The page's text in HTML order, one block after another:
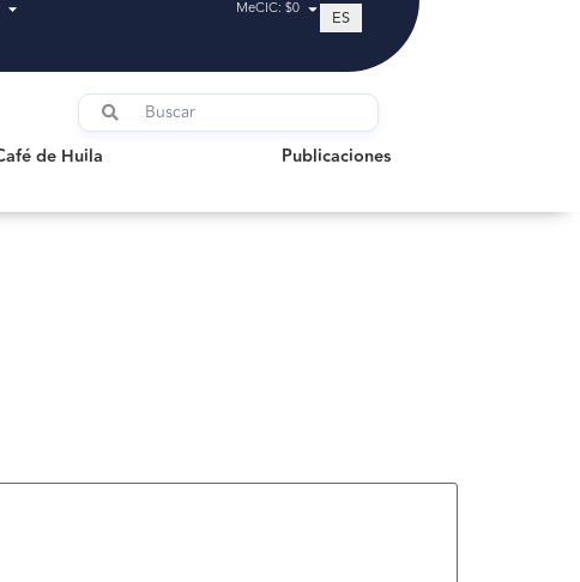
MeCIC: $0 ES
de Huila Publicaciones
Publicaciones